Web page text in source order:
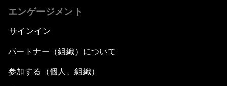
エンゲージメント
サインイン
パートナー（組織）について
参加する（個人、組織）